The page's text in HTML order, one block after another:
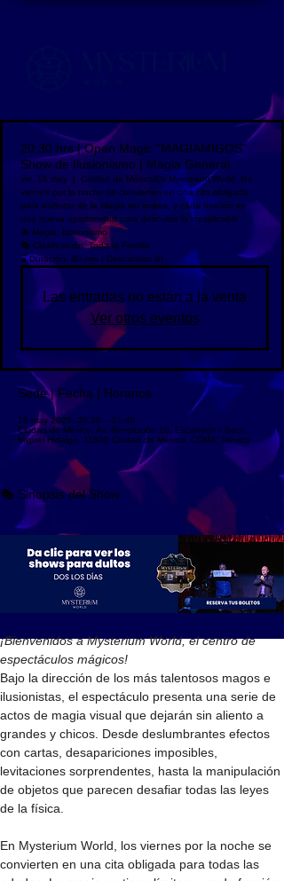
20:30 hrs | Open Magic "MAGIAMIGOS"
Show de Ilusionismo | Magia General
vie, 16 may
  |
Ciudad de MéxicoEn Mysterium World, los
viernes por la noche se convierten en una cita obligada
para disfrutar de la Magia sin límites, y cada función es
una nueva oportunidad para descubrir lo inexplicable.
🎩 Magia: Ilusionismo
🎭 Clasificación: Toda la Familia
⌛ Duración: 80 min | Descansos SI
Las entradas no están a la venta
Ver otros eventos
Sede | Fecha | Horarios
16 may 2025, 20:30 – 21:40
Ciudad de México, Av. Revolución 10, Escandón I Secc,
Miguel Hidalgo, 11800 Ciudad de México, CDMX, México
🎭 Sinopsis del Show
¡Bienvenidos a Mysterium World, el centro de
espectáculos mágicos!
Bajo la dirección de los más talentosos magos e
ilusionistas, el espectáculo presenta una serie de
actos de magia visual que dejarán sin aliento a
grandes y chicos. Desde deslumbrantes efectos
con cartas, desapariciones imposibles,
levitaciones sorprendentes, hasta la manipulación
de objetos que parecen desafiar todas las leyes
de la física.
En Mysterium World, los viernes por la noche se
convierten en una cita obligada para todas las